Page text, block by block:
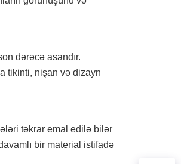
dərəcə asandır.
tikinti, nişan və dizayn
təkrar emal edilə bilər
bir material istifadə